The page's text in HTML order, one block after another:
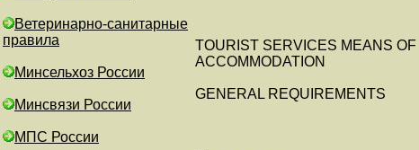
Ветеринарно-санитарные
правила
Минсельхоз России
Минсвязи России
МПС России
TOURIST SERVICES MEANS OF
ACCOMMODATION
GENERAL REQUIREMENTS